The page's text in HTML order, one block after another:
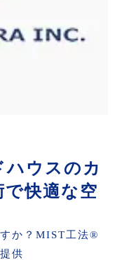
ハウスのカ
で快適な空
か？MIST工法®
供